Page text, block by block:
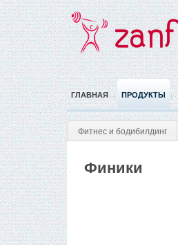
ГЛАВНАЯ ПРОДУКТЫ
Фитнес и бодибилдинг
Финики